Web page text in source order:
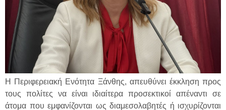
Η Περιφερειακή Ενότητα Ξάνθης, απευθύνει έκκληση προς
τους πολίτες να είναι ιδιαίτερα προσεκτικοί απέναντι σε
άτομα που εμφανίζονται ως διαμεσολαβητές ή ισχυρίζονται